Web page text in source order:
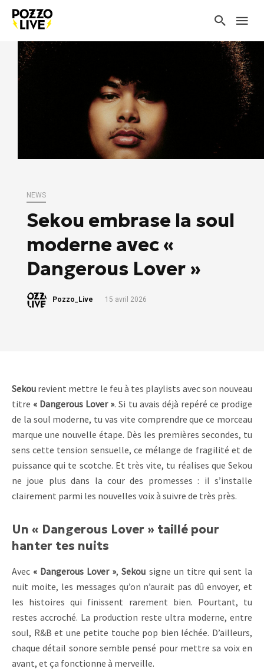
NEWS
Sekou embrase la soul
moderne avec «
Dangerous Lover »
Pozzo_Live 15 avril 2026
Sekou revient mettre le feu à tes playlists avec son nouveau
titre « Dangerous Lover ». Si tu avais déjà repéré ce prodige
de la soul moderne, tu vas vite comprendre que ce morceau
marque une nouvelle étape. Dès les premières secondes, tu
sens cette tension sensuelle, ce mélange de fragilité et de
puissance qui te scotche. Et très vite, tu réalises que Sekou
ne joue plus dans la cour des promesses : il s’installe
clairement parmi les nouvelles voix à suivre de très près.
Un « Dangerous Lover » taillé pour
hanter tes nuits
Avec « Dangerous Lover »,Sekou signe un titre qui sent la
nuit moite, les messages qu’on n’aurait pas dû envoyer, et
les histoires qui finissent rarement bien. Pourtant, tu
restes accroché. La production reste ultra moderne, entre
soul, R&B et une petite touche pop bien léchée. D’ailleurs,
chaque détail sonore semble pensé pour mettre sa voix en
avant, et ça fonctionne à merveille.